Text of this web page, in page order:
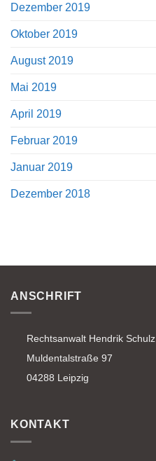
Dezember 2019
Oktober 2019
August 2019
Mai 2019
April 2019
Februar 2019
Januar 2019
Dezember 2018
ANSCHRIFT
Rechtsanwalt Hendrik Schulz
Muldentalstraße 97
04288 Leipzig
KONTAKT